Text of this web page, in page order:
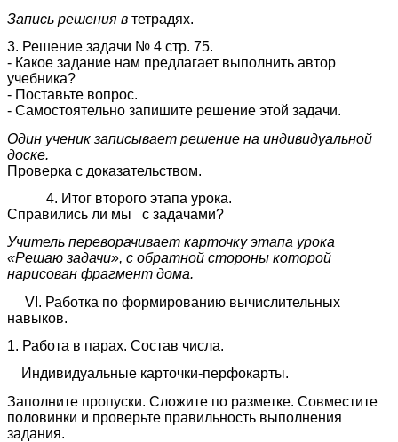
Запись решения в тетрадях.
3. Решение задачи № 4 стр. 75.
- Какое задание нам предлагает выполнить автор
учебника?
- Поставьте вопрос.
- Самостоятельно запишите решение этой задачи.
Один ученик записывает решение на индивидуальной
доске.
Проверка с доказательством.
4. Итог второго этапа урока.
Справились ли мы с задачами?
Учитель переворачивает карточку этапа урока
«Решаю задачи», с обратной стороны которой
нарисован фрагмент дома.
VI. Работка по формированию вычислительных
навыков.
1. Работа в парах. Состав числа.
Индивидуальные карточки-перфокарты.
Заполните пропуски. Сложите по разметке. Совместите
половинки и проверьте правильность выполнения
задания.